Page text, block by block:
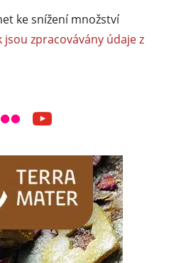
ke snížení množství
jsou zpracovávány údaje z
flickr youtube